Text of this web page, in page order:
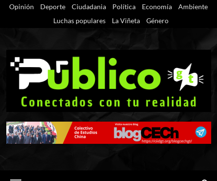
SaltarOpinión Deporte Ciudadania Política Economía
Ambiente
Luchas populares
La Viñeta Género